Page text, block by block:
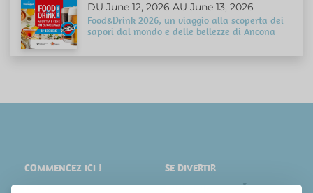
DU June 12, 2026 AU June 13, 2026
Food&Drink 2026, un viaggio alla scoperta dei
sapori dal mondo e delle bellezze di Ancona
COMMENCEZ ICI !
SE DIVERTIR